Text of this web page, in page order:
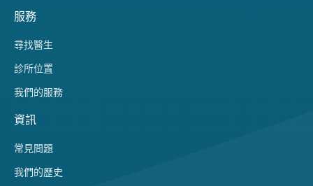
服務
尋找醫生
診所位置
我們的服務
資訊
常見問題
我們的歷史